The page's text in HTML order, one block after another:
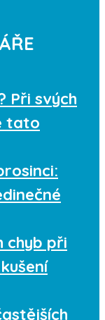
Při svých
tato
chyb při